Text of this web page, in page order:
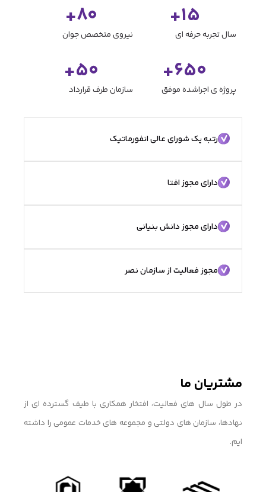
15
+
سال تجربه حرفه ای
80
+
نیروی متخصص جوان
650
+
پروژه ی اجراشده موفق
50
+
سازمان طرف قرارداد
رتبه یک شورای عالی انفورماتیک
دارای مجوز افتا
دارای مجوز دانش بنیانی
مجوز فعالیت از سازمان نصر
مشتریان ما
در طول سال های فعالیت، افتخار همکاری با طیف گسترده ای از
نهادها، سازمان های دولتی و مجموعه های خدمات عمومی را داشته
ایم.